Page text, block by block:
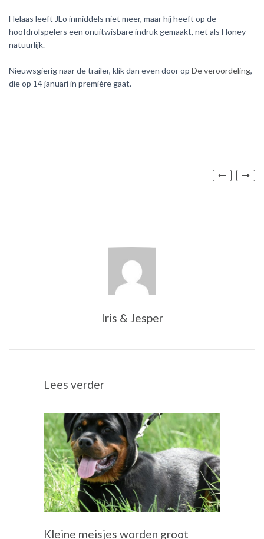
Helaas leeft JLo inmiddels niet meer, maar hij heeft op de
hoofdrolspelers een onuitwisbare indruk gemaakt, net als Honey
natuurlijk.
Nieuwsgierig naar de trailer, klik dan even door op De veroordeling,
die op 14 januari in première gaat.
Post
Iris & Jesper
Lees verder
Kleine meisjes worden groot